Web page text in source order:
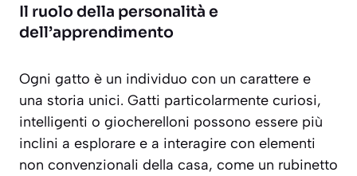
Il ruolo della personalità e
dell’apprendimento
Ogni gatto è un individuo con un carattere e
una storia unici. Gatti particolarmente curiosi,
intelligenti o giocherelloni possono essere più
inclini a esplorare e a interagire con elementi
non convenzionali della casa, come un rubinetto